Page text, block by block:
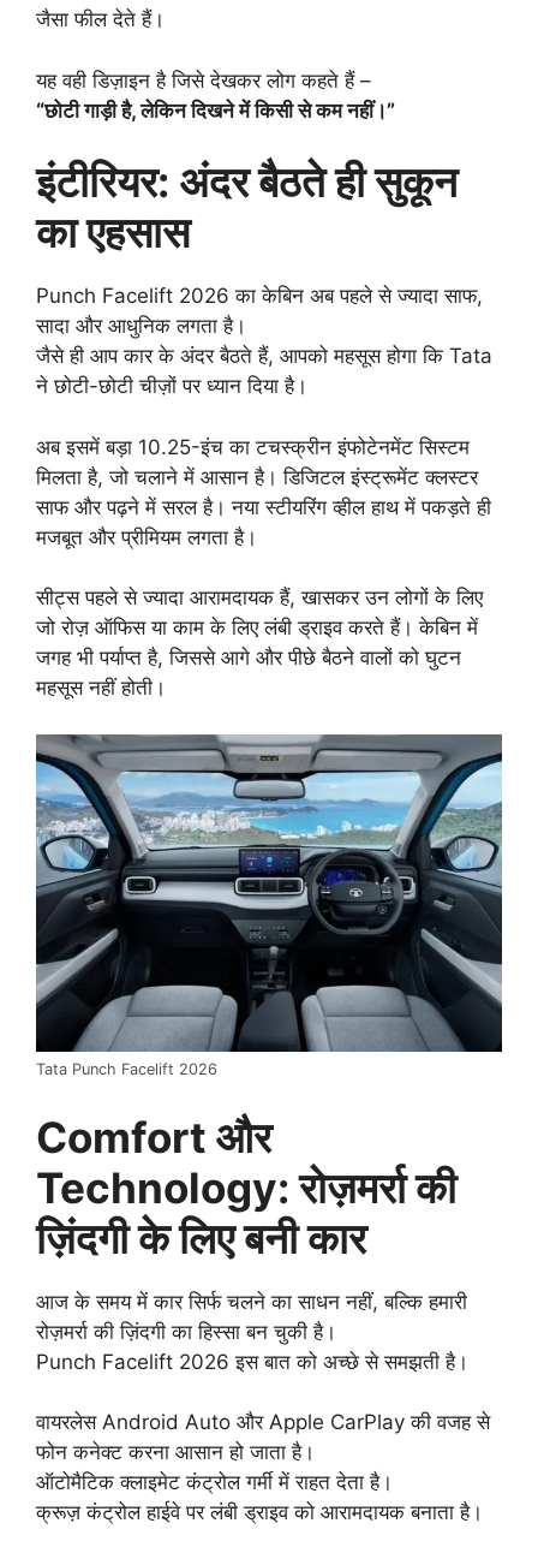
जैसा फील देते हैं।
यह वही डिज़ाइन है जिसे देखकर लोग कहते हैं –
“छोटी गाड़ी है, लेकिन दिखने में किसी से कम नहीं।”
इंटीरियर: अंदर बैठते ही सुकून
का एहसास
Punch Facelift 2026 का केबिन अब पहले से ज्यादा साफ,
सादा और आधुनिक लगता है।
जैसे ही आप कार के अंदर बैठते हैं, आपको महसूस होगा कि Tata
ने छोटी-छोटी चीज़ों पर ध्यान दिया है।
अब इसमें बड़ा 10.25-इंच का टचस्क्रीन इंफोटेनमेंट सिस्टम
मिलता है, जो चलाने में आसान है। डिजिटल इंस्ट्रूमेंट क्लस्टर
साफ और पढ़ने में सरल है। नया स्टीयरिंग व्हील हाथ में पकड़ते ही
मजबूत और प्रीमियम लगता है।
सीट्स पहले से ज्यादा आरामदायक हैं, खासकर उन लोगों के लिए
जो रोज़ ऑफिस या काम के लिए लंबी ड्राइव करते हैं। केबिन में
जगह भी पर्याप्त है, जिससे आगे और पीछे बैठने वालों को घुटन
महसूस नहीं होती।
Tata Punch Facelift 2026
Comfort और
Technology: रोज़मर्रा की
ज़िंदगी के लिए बनी कार
आज के समय में कार सिर्फ चलने का साधन नहीं, बल्कि हमारी
रोज़मर्रा की ज़िंदगी का हिस्सा बन चुकी है।
Punch Facelift 2026 इस बात को अच्छे से समझती है।
वायरलेस Android Auto और Apple CarPlay की वजह से
फोन कनेक्ट करना आसान हो जाता है।
ऑटोमैटिक क्लाइमेट कंट्रोल गर्मी में राहत देता है।
क्रूज़ कंट्रोल हाईवे पर लंबी ड्राइव को आरामदायक बनाता है।